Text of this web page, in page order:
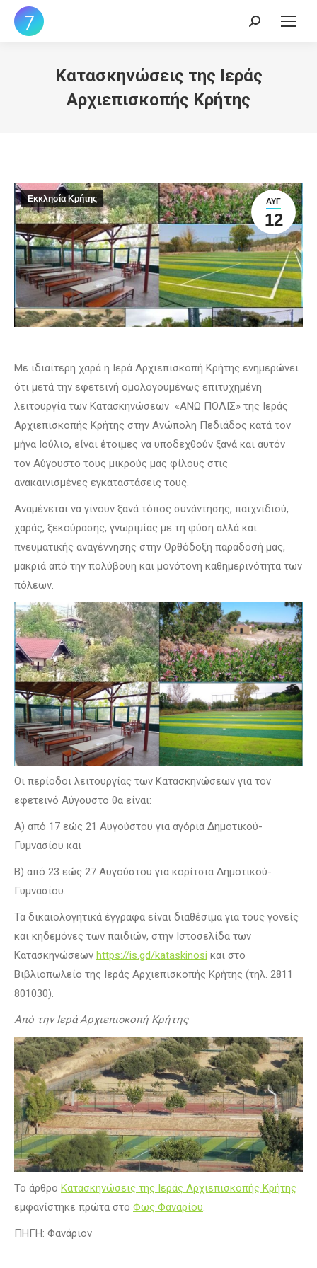
Search:
Κατασκηνώσεις της Ιεράς
Αρχιεπισκοπής Κρήτης
ΑΥΓ
12
Εκκλησία Κρήτης
Με ιδιαίτερη χαρά η Ιερά Αρχιεπισκοπή Κρήτης ενημερώνει
ότι μετά την εφετεινή ομολογουμένως επιτυχημένη
λειτουργία των Κατασκηνώσεων «ΑΝΩ ΠΟΛΙΣ» της Ιεράς
Αρχιεπισκοπής Κρήτης στην Ανώπολη Πεδιάδος κατά τον
μήνα Ιούλιο, είναι έτοιμες να υποδεχθούν ξανά και αυτόν
τον Αύγουστο τους μικρούς μας φίλους στις
ανακαινισμένες εγκαταστάσεις τους.
Αναμένεται να γίνουν ξανά τόπος συνάντησης, παιχνιδιού,
χαράς, ξεκούρασης, γνωριμίας με τη φύση αλλά και
πνευματικής αναγέννησης στην Ορθόδοξη παράδοσή μας,
μακριά από την πολύβουη και μονότονη καθημερινότητα των
πόλεων.
Οι περίοδοι λειτουργίας των Κατασκηνώσεων για τον
εφετεινό Αύγουστο θα είναι:
Α) από 17 εώς 21 Αυγούστου για αγόρια Δημοτικού-
Γυμνασίου και
Β) από 23 εώς 27 Αυγούστου για κορίτσια Δημοτικού-
Γυμνασίου.
Τα δικαιολογητικά έγγραφα είναι διαθέσιμα για τους γονείς
και κηδεμόνες των παιδιών, στην Ιστοσελίδα των
Κατασκηνώσεων https://is.gd/kataskinosi και στο
Βιβλιοπωλείο της Ιεράς Αρχιεπισκοπής Κρήτης (τηλ. 2811
801030).
Από την Ιερά Αρχιεπισκοπή Κρήτης
Το άρθρο Κατασκηνώσεις της Ιεράς Αρχιεπισκοπής Κρήτης
εμφανίστηκε πρώτα στο Φως Φαναρίου.
ΠΗΓΗ: Φανάριον